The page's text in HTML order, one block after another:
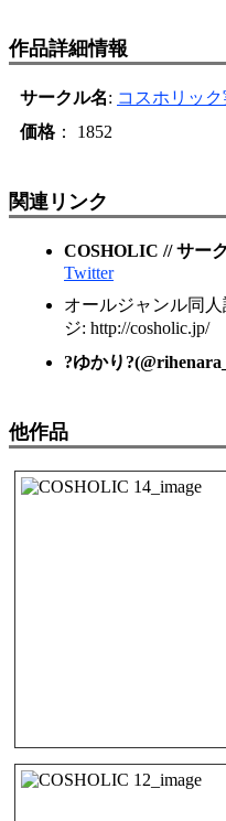
作品詳細情報
サークル名: コスホリッ
価格： 1852
関連リンク
COSHOLIC // サー
Twitter
オールジャンル同
ジ: http://cosholic.jp/
?ゆかり
他作品